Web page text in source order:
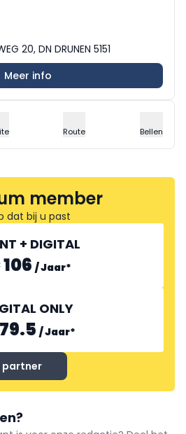
20, DN DRUNEN 5151
Meer info
Route Bellen
member
dat bij u past
+ DIGITAL
/Jaar*
ONLY
/Jaar*
partner